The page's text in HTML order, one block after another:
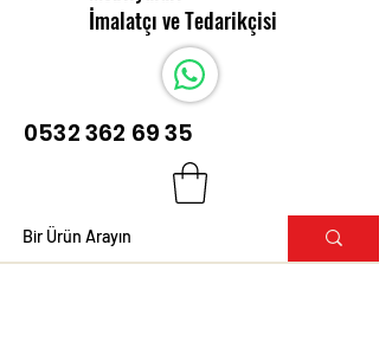
İmalatçı ve Tedarikçisi
0532 362 69 35